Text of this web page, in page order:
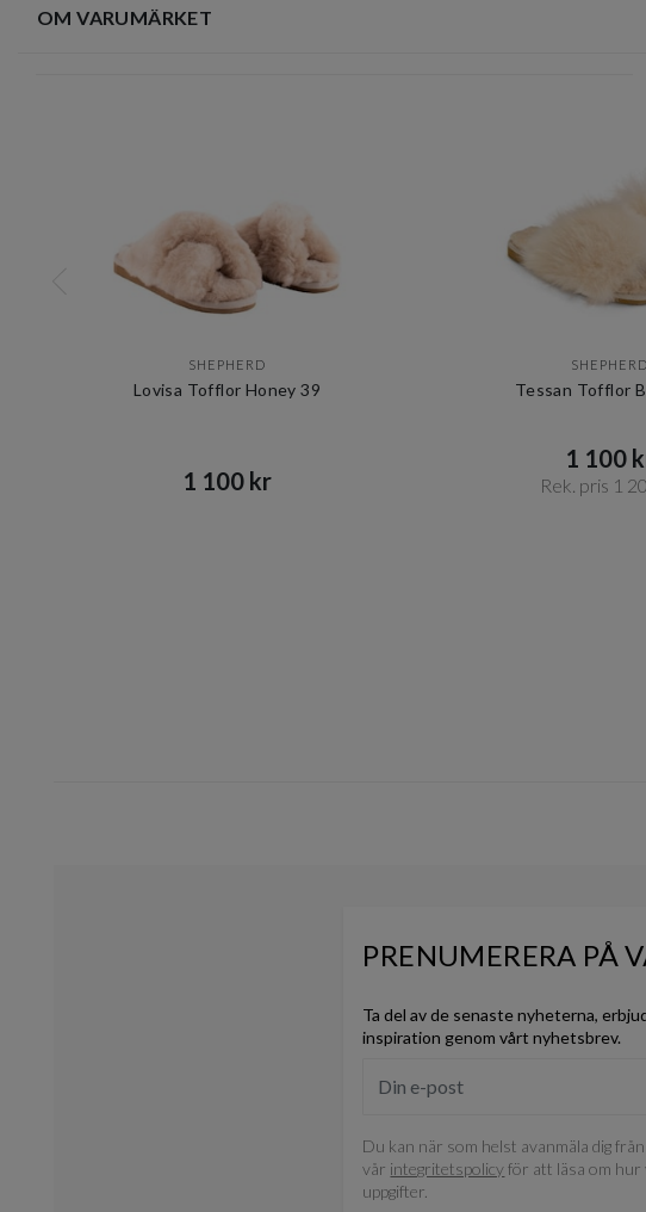
OM VARUMÄRKET
SHEPHERD
Lovisa Tofflor Honey 39
1 100 kr​​
SHEPHERD
Tessan Tofflor
1 100
Rek. pris 1
PRENUMERERA PÅ
Ta del av de senaste nyheterna,
inspiration genom vårt nyhetsbrev.
Du kan när som helst avanmäla dig
vår integritetspolicyför att läsa om hur
uppgifter.